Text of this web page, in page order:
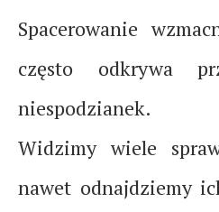
Spacerowanie
często odkrywa
niespodzianek.
Widzimy wiele
nawet odnajdziemy